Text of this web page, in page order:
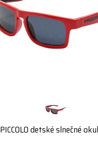
PICCOLO detské slnečné